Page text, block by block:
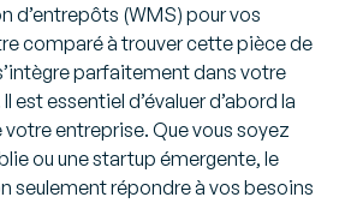
d’entrepôts (WMS) pour vos
comparé à trouver cette pièce de
parfaitement dans votre
est essentiel d’évaluer d’abord la
votre entreprise. Que vous soyez
ou une startup émergente, le
seulement répondre à vos besoins